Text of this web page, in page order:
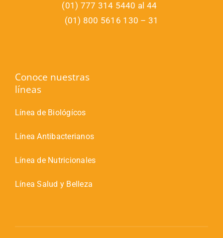
(01) 777 314 5440 al 44
(01) 800 5616 130 – 31
Conoce nuestras
líneas
Línea de Biológícos
Línea Antibacterianos
Línea de Nutricionales
Línea Salud y Belleza